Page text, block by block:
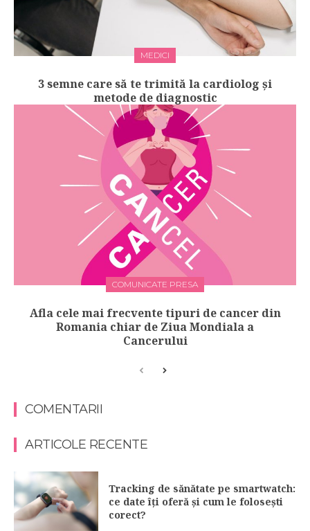
MEDICI
3 semne care să te trimită la cardiolog și
metode de diagnostic
COMUNICATE PRESA
Afla cele mai frecvente tipuri de cancer din
Romania chiar de Ziua Mondiala a
Cancerului
COMENTARII
ARTICOLE RECENTE
Tracking de sănătate pe smartwatch:
ce date îți oferă și cum le folosești
corect?